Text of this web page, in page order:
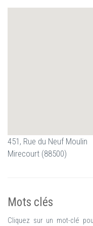
451, Rue du Neuf Moulin
Mirecourt (88500)
Mots clés
Cliquez sur un mot-clé